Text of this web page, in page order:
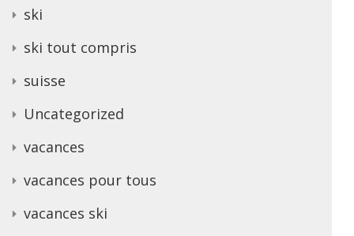
ski
ski tout compris
suisse
Uncategorized
vacances
vacances pour tous
vacances ski